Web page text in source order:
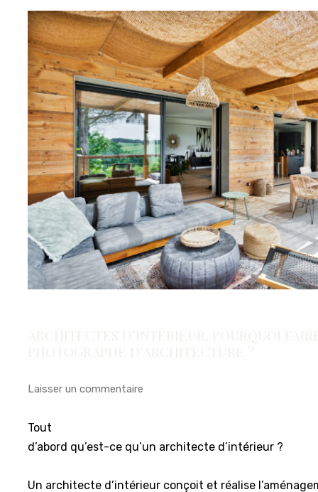
Laisser un commentaire
Tout
d’abord qu’est-ce qu’un architecte d’intérieur ?
Un architecte d’intérieur conçoit et réalise